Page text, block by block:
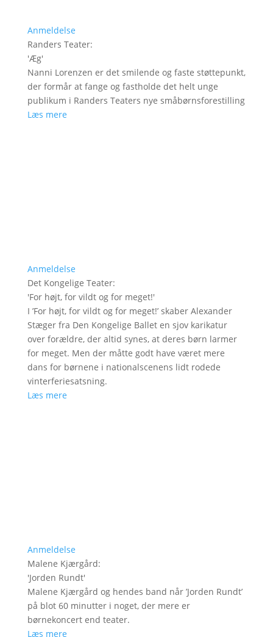
Anmeldelse
Randers Teater:
'Æg'
Nanni Lorenzen er det smilende og faste støttepunkt,
der formår at fange og fastholde det helt unge
publikum i Randers Teaters nye småbørnsforestilling
Læs mere
Anmeldelse
Det Kongelige Teater:
'For højt, for vildt og for meget!'
I ’For højt, for vildt og for meget!’ skaber Alexander
Stæger fra Den Kongelige Ballet en sjov karikatur
over forældre, der altid synes, at deres børn larmer
for meget. Men der måtte godt have været mere
dans for børnene i nationalscenens lidt rodede
vinterferiesatsning.
Læs mere
Anmeldelse
Malene Kjærgård:
'Jorden Rundt'
Malene Kjærgård og hendes band når ’Jorden Rundt’
på blot 60 minutter i noget, der mere er
børnekoncert end teater.
Læs mere